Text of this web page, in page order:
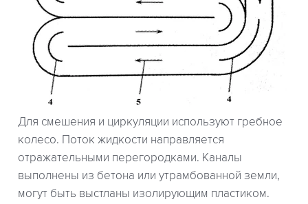
Для смешения и циркуляции используют гребное
колесо. Поток жидкости направляется
отражательными перегородками. Каналы
выполнены из бетона или утрамбованной земли,
могут быть выстланы изолирующим пластиком.